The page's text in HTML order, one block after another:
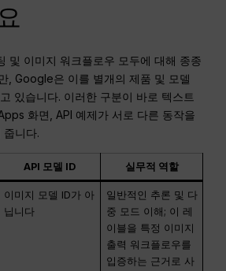
및 이미지 워크플로우 모두에 대해 종종
, Google은 이를 별개의 제품 및 모델
있습니다. 이러한 구분이 바로 텍스트
화면, API 예제가 서로 다른 동작을
줍니다.
API 모델 ID 실무적 역할
이미지 모델 ID가 아
닙니다
일반적인 추론 및 다
중 모드 이해; 이 레
이블을 특정 이미지
출력 워크플로우를
입증하는 근거로 사